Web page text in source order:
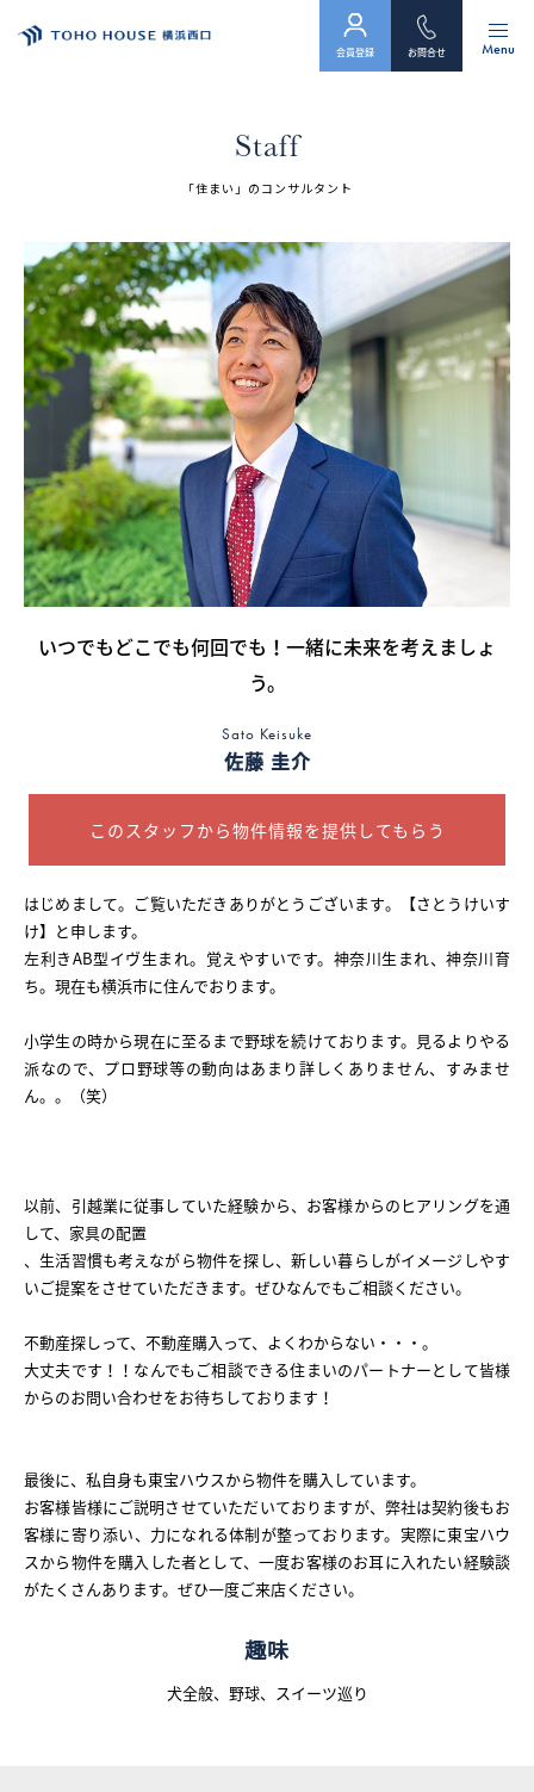
会員フォーム
サービス
会社案内
スタッフ紹介（「住まい」のコンサルタント）
お客様の声
お知らせ
採用情報
ログイン
Menu
お問合せ
会員登録
Staff
「住まい」のコンサルタント
いつでもどこでも何回でも！一緒に未来を考えましょ
う。
Sato Keisuke
佐藤 圭介
このスタッフから物件情報を提供してもらう
はじめまして。ご覧いただきありがとうございます。【さとうけいす
け】と申します。
左利きAB型イヴ生まれ。覚えやすいです。神奈川生まれ、神奈川育
ち。現在も横浜市に住んでおります。
小学生の時から現在に至るまで野球を続けております。見るよりやる
派なので、プロ野球等の動向はあまり詳しくありません、すみませ
ん。。（笑）
以前、引越業に従事していた経験から、お客様からのヒアリングを通
して、家具の配置
、生活習慣も考えながら物件を探し、新しい暮らしがイメージしやす
いご提案をさせていただきます。ぜひなんでもご相談ください。
不動産探しって、不動産購入って、よくわからない・・・。
大丈夫です！！なんでもご相談できる住まいのパートナーとして皆様
からのお問い合わせをお待ちしております！
最後に、私自身も東宝ハウスから物件を購入しています。
お客様皆様にご説明させていただいておりますが、弊社は契約後もお
客様に寄り添い、力になれる体制が整っております。実際に東宝ハウ
スから物件を購入した者として、一度お客様のお耳に入れたい経験談
がたくさんあります。ぜひ一度ご来店ください。
趣味
犬全般、野球、スイーツ巡り